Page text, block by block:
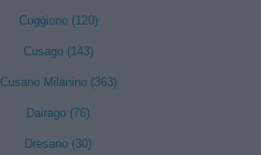
Cuggiono (120)
Cusago (143)
Cusano Milanino (363)
Dairago (76)
Dresano (30)